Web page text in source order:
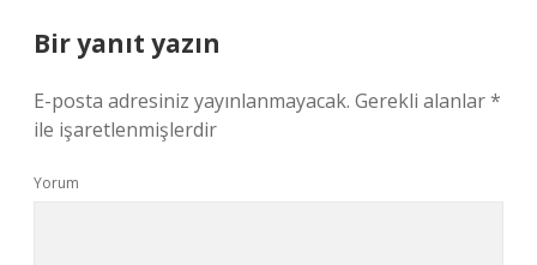
Bir yanıt yazın
E-posta adresiniz yayınlanmayacak. Gerekli alanlar*
ile işaretlenmişlerdir
Yorum